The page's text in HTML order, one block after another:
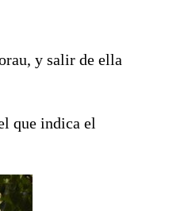
y salir de ella
que indica el